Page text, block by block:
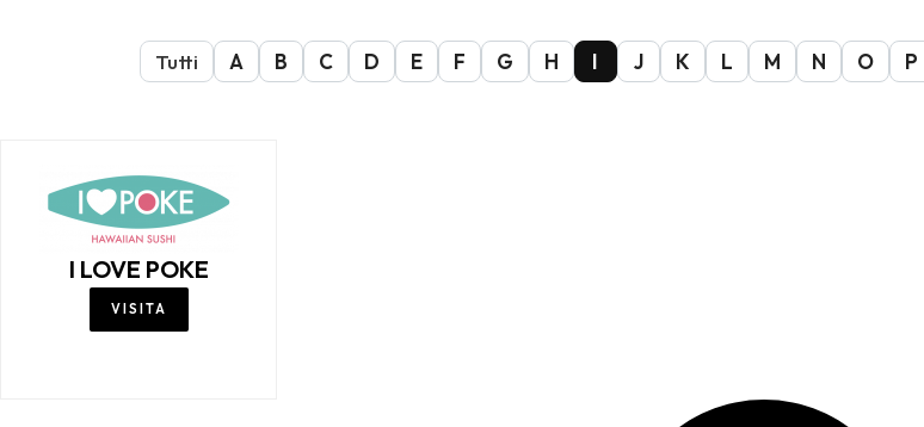
Tutti A B C D E F G H I J K L M N O P
I LOVE POKE
VISITA